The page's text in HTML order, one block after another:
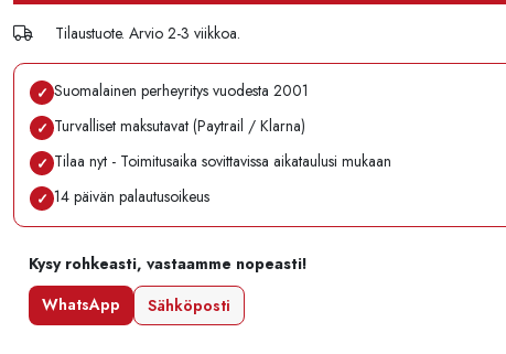
Tilaustuote. Arvio 2-3 viikkoa.
✓ Suomalainen perheyritys vuodesta 2001
✓ Turvalliset maksutavat (Paytrail / Klarna)
✓ Tilaa nyt - Toimitusaika sovittavissa aikataulusi mukaan
✓ 14 päivän palautusoikeus
Kysy rohkeasti, vastaamme nopeasti!
WhatsApp
Sähköposti